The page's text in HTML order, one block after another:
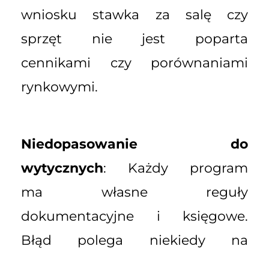
wniosku stawka za salę czy
sprzęt nie jest poparta
cennikami czy porównaniami
rynkowymi.
Niedopasowanie do
wytycznych: Każdy program
ma własne reguły
dokumentacyjne i księgowe.
Błąd polega niekiedy na